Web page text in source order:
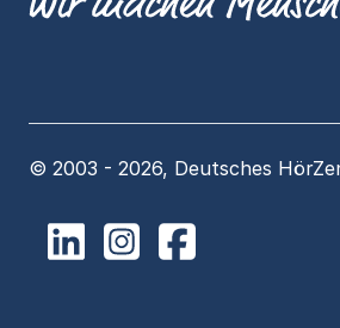
© 2003 - 2026, Deutsches